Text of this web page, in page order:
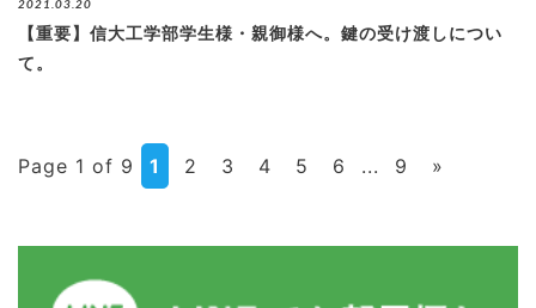
2021.03.20
【重要】信大工学部学生様・親御様へ。鍵の受け渡しについ
て。
Page 1 of 9 1 2 3 4 5 6 ... 9 »